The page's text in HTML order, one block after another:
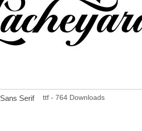
Sans Serif ttf - 764 Downloads